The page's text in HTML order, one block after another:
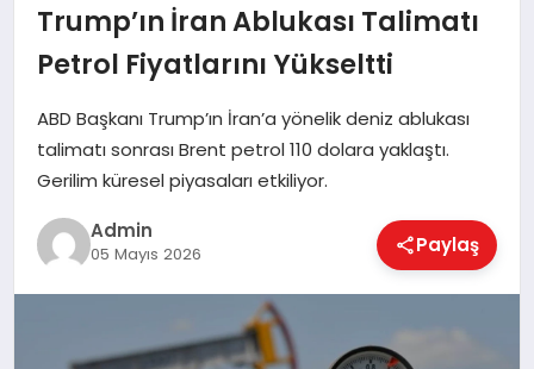
DÜNYA
EĞITIM
EKONOMI
Trump’ın İran Ablukası Talimatı
Petrol Fiyatlarını Yükseltti
ABD Başkanı Trump’ın İran’a yönelik deniz ablukası
talimatı sonrası Brent petrol 110 dolara yaklaştı.
Gerilim küresel piyasaları etkiliyor.
Admin
05 Mayıs 2026 Paylaş